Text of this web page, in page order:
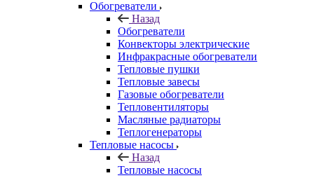
Обогреватели
Назад
Обогреватели
Конвекторы электрические
Инфракрасные обогреватели
Тепловые пушки
Тепловые завесы
Газовые обогреватели
Тепловентиляторы
Масляные радиаторы
Теплогенераторы
Тепловые насосы
Назад
Тепловые насосы